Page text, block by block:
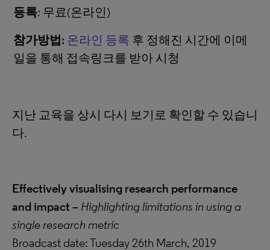
등록: 무료(온라인)
참가방법: 온라인 등록 후 정해진 시간에 이메
일을 통해 접속링크를 받아 시청
지난 교육을 상시 다시 보기로 확인할 수 있습니
다.
Effectively visualising research performance
and impact – Highlighting limitations in using a
single research metric
Broadcast date: Tuesday 26th March, 2019